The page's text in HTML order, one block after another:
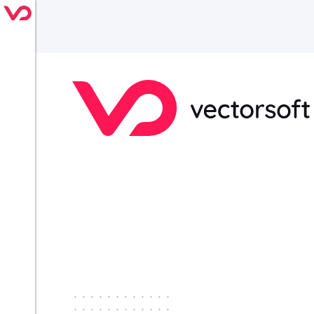
············
············